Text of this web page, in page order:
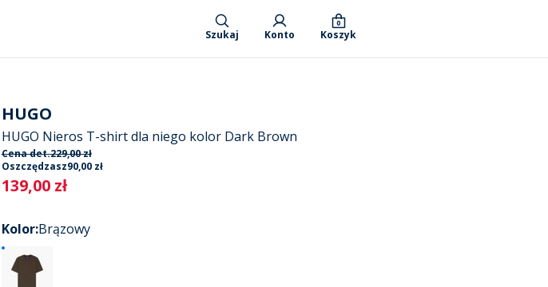
Szukaj Konto Koszyk
0
HUGO
HUGO Nieros T-shirt dla niego kolor Dark Brown
Cena det.229,00 zł
Oszczędzasz90,00 zł
Current
139,00 zł
Kolor:Brązowy